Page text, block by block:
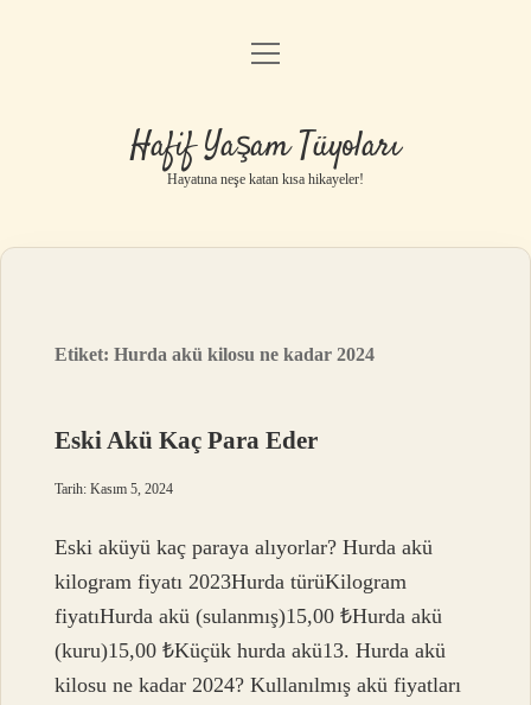
Anasayfa
Yasal Uyarı
menüyü
Hafif Yaşam Tüyoları
Hayatına neşe katan kısa hikayeler!
Etiket:Hurda akü kilosu ne kadar 2024
Eski Akü Kaç Para Eder
Tarih: Kasım 5, 2024
Eski aküyü kaç paraya alıyorlar? Hurda akü
kilogram fiyatı 2023Hurda türüKilogram
fiyatıHurda akü (sulanmış)15,00 ₺Hurda akü
(kuru)15,00 ₺Küçük hurda akü13. Hurda akü
kilosu ne kadar 2024? Kullanılmış akü fiyatları